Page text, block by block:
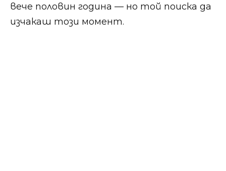
вече половин година — но той поиска да
изчакаш този момент.